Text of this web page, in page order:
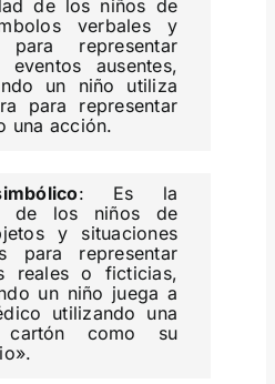
de los niños de
verbales y
para representar
ausentes,
un niño utiliza
para representar
una acción.
: Es la
de los niños de
y situaciones
para representar
reales o ficticias,
un niño juega a
utilizando una
como su